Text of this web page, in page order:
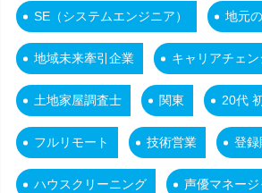
SE（システムエンジニア） 地元
地域未来牽引企業 キャリアチェン
土地家屋調査士 関東 20代
フルリモート 技術営業 登録
ハウスクリーニング 声優マネージ